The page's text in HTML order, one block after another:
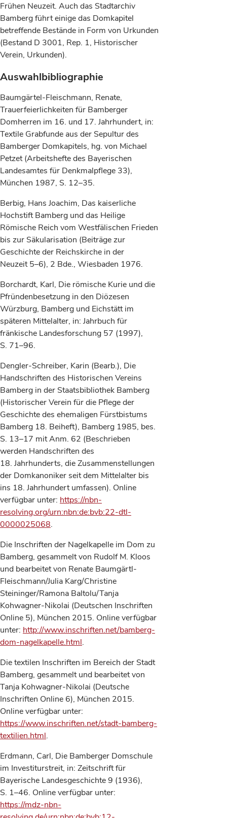
Frühen Neuzeit. Auch das Stadtarchiv
Bamberg führt einige das Domkapitel
betreffende Bestände in Form von Urkunden
(Bestand D 3001, Rep. 1, Historischer
Verein, Urkunden).
Auswahlbibliographie
Baumgärtel-Fleischmann, Renate,
Trauerfeierlichkeiten für Bamberger
Domherren im 16. und 17. Jahrhundert, in:
Textile Grabfunde aus der Sepultur des
Bamberger Domkapitels, hg. von Michael
Petzet (Arbeitshefte des Bayerischen
Landesamtes für Denkmalpflege 33),
München 1987, S. 12–35.
Berbig, Hans Joachim, Das kaiserliche
Hochstift Bamberg und das Heilige
Römische Reich vom Westfälischen Frieden
bis zur Säkularisation (Beiträge zur
Geschichte der Reichskirche in der
Neuzeit 5–6), 2 Bde., Wiesbaden 1976.
Borchardt, Karl, Die römische Kurie und die
Pfründenbesetzung in den Diözesen
Würzburg, Bamberg und Eichstätt im
späteren Mittelalter, in: Jahrbuch für
fränkische Landesforschung 57 (1997),
S. 71–96.
Dengler-Schreiber, Karin (Bearb.), Die
Handschriften des Historischen Vereins
Bamberg in der Staatsbibliothek Bamberg
(Historischer Verein für die Pflege der
Geschichte des ehemaligen Fürstbistums
Bamberg 18. Beiheft), Bamberg 1985, bes.
S. 13–17 mit Anm. 62 (Beschrieben
werden Handschriften des
18. Jahrhunderts, die Zusammenstellungen
der Domkanoniker seit dem Mittelalter bis
ins 18. Jahrhundert umfassen). Online
verfügbar unter: https://nbn-
resolving.org/urn:nbn:de:bvb:22-dtl-
0000025068.
Die Inschriften der Nagelkapelle im Dom zu
Bamberg, gesammelt von Rudolf M. Kloos
und bearbeitet von Renate Baumgärtl-
Fleischmann/Julia Karg/Christine
Steininger/Ramona Baltolu/Tanja
Kohwagner-Nikolai (Deutschen Inschriften
Online 5), München 2015. Online verfügbar
unter: http://www.inschriften.net/bamberg-
dom-nagelkapelle.html.
Die textilen Inschriften im Bereich der Stadt
Bamberg, gesammelt und bearbeitet von
Tanja Kohwagner-Nikolai (Deutsche
Inschriften Online 6), München 2015.
Online verfügbar unter:
https://www.inschriften.net/stadt-bamberg-
textilien.html.
Erdmann, Carl, Die Bamberger Domschule
im Investiturstreit, in: Zeitschrift für
Bayerische Landesgeschichte 9 (1936),
S. 1–46. Online verfügbar unter:
https://mdz-nbn-